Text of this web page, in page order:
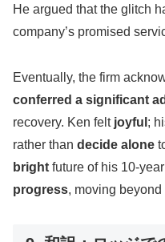
He argued that the glitch
company’s promised
Eventually, the firm
conferred a significant
recovery. Ken felt joyful ;
rather than decide alone
bright future of his 10-
progress, moving